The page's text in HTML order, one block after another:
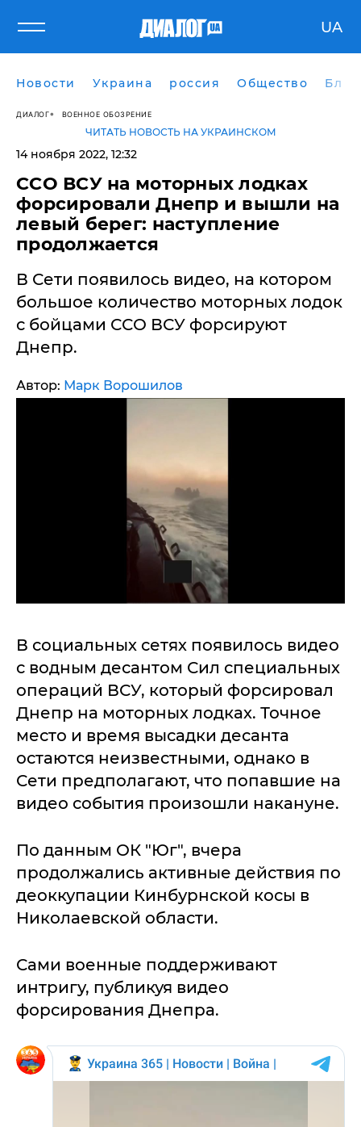
UA
Новости Украина россия Общество
ДИАЛОГ ВОЕННОЕ ОБОЗРЕНИЕ
ЧИТАТЬ НОВОСТЬ НА УКРАИНСКОМ
14 ноября 2022, 12:32
ССО ВСУ на моторных лодках
форсировали Днепр и вышли на
левый берег: наступление
продолжается
В Сети появилось видео, на котором
большое количество моторных лодок
с бойцами ССО ВСУ форсируют
Днепр.
Автор: Марк Ворошилов
В социальных сетях появилось видео
с водным десантом Сил специальных
операций ВСУ, который форсировал
Днепр на моторных лодках. Точное
место и время высадки десанта
остаются неизвестными, однако в
Сети предполагают, что попавшие на
видео события произошли накануне.
По данным ОК "Юг", вчера
продолжались активные действия по
деоккупации Кинбурнской косы в
Николаевской области.
Сами военные поддерживают
интригу, публикуя видео
форсирования Днепра.